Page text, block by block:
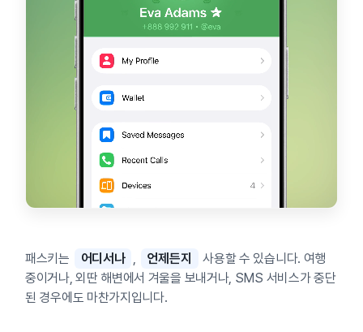
패스키는 어디서나 언제든지
사용할 수 있습니다. 여행
중이거나, 외딴 해변에서 겨울을 보내거나, SMS 서비스가 중단
된 경우에도 마찬가지입니다.